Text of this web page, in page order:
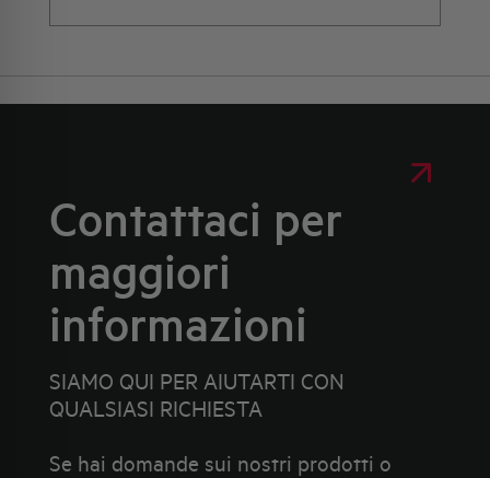
Contattaci per
maggiori
informazioni
SIAMO QUI PER AIUTARTI CON
QUALSIASI RICHIESTA
Se hai domande sui nostri prodotti o